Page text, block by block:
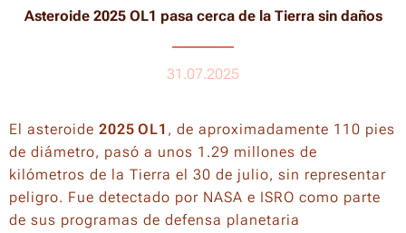
Asteroide 2025 OL1 pasa cerca de la Tierra sin daños
31.07.2025
El asteroide 2025 OL1 , de aproximadamente 110 pies
de diámetro, pasó a unos 1.29 millones de
kilómetros de la Tierra el 30 de julio, sin representar
peligro. Fue detectado por NASA e ISRO como parte
de sus programas de defensa planetaria